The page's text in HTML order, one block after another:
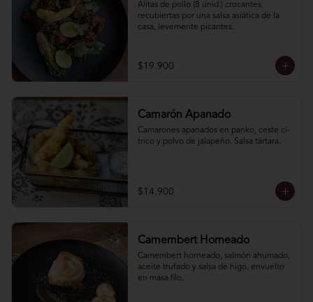
Alitas de pollo (8 unid.) crocantes
recubiertas por una salsa asiática de la
casa, levemente picantes.
$19.900
Camarón Apanado
Camarones apanados en panko, ceste cí­
trico y polvo de jalapeño. Salsa tártara.
$14.900
Camembert Horneado
Camembert horneado, salmón ahumado,
aceite trufado y salsa de higo, envuelto
en masa filo.